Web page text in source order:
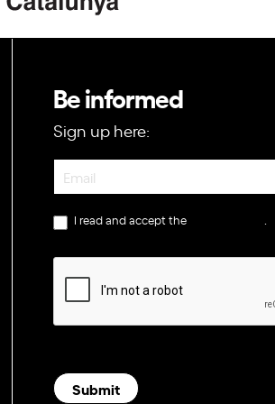
Be informed
Sign up here:
Newsletter
I read and accept the
Submit